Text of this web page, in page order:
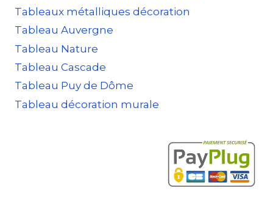
Tableaux métalliques décoration
Tableau Auvergne
Tableau Nature
Tableau Cascade
Tableau Puy de Dôme
Tableau décoration murale